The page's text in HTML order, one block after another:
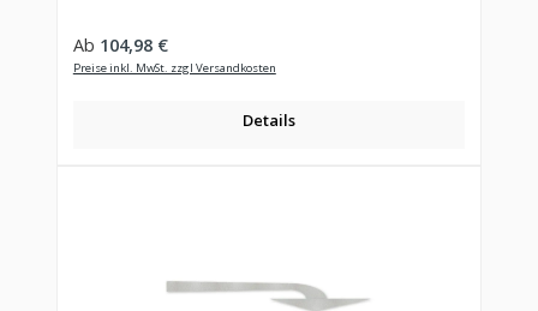
Regulärer Preis:
Ab 104,98 €
Preise inkl. MwSt. zzgl Versandkosten
Details